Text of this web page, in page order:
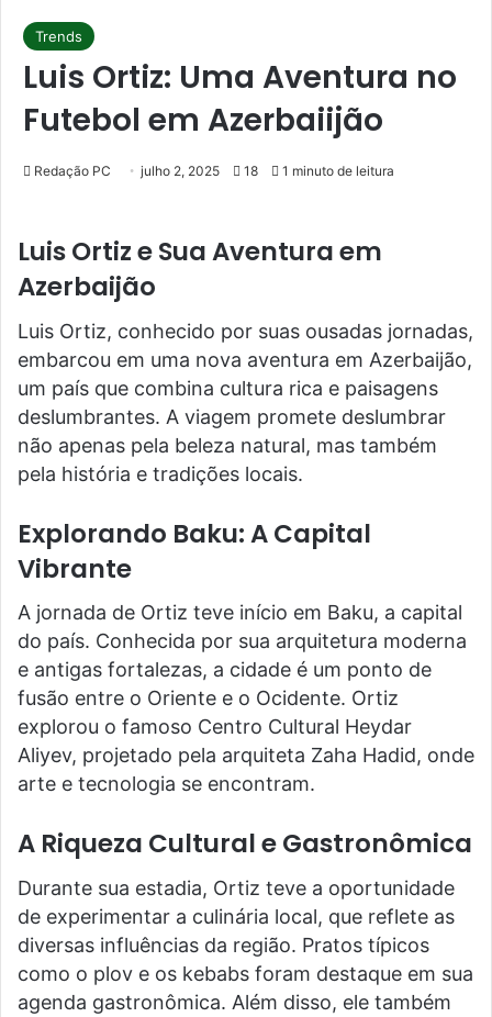
Trends
Luis Ortiz: Uma Aventura no
Futebol em Azerbaiijão
Redação PC julho 2, 2025 18 1 minuto de leitura
Luis Ortiz e Sua Aventura em
Azerbaijão
Luis Ortiz, conhecido por suas ousadas jornadas,
embarcou em uma nova aventura em Azerbaijão,
um país que combina cultura rica e paisagens
deslumbrantes. A viagem promete deslumbrar
não apenas pela beleza natural, mas também
pela história e tradições locais.
Explorando Baku: A Capital
Vibrante
A jornada de Ortiz teve início em Baku, a capital
do país. Conhecida por sua arquitetura moderna
e antigas fortalezas, a cidade é um ponto de
fusão entre o Oriente e o Ocidente. Ortiz
explorou o famoso Centro Cultural Heydar
Aliyev, projetado pela arquiteta Zaha Hadid, onde
arte e tecnologia se encontram.
A Riqueza Cultural e Gastronômica
Durante sua estadia, Ortiz teve a oportunidade
de experimentar a culinária local, que reflete as
diversas influências da região. Pratos típicos
como o plov e os kebabs foram destaque em sua
agenda gastronômica. Além disso, ele também